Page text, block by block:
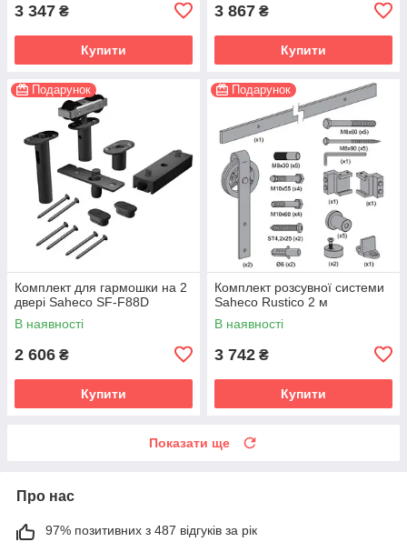
3 347 ₴
Купити
3 867 ₴
Купити
Подарунок
Комплект для гармошки на 2
двері Saheco SF-F88D
В наявності
2 606 ₴
Купити
Подарунок
Комплект розсувної системи
Saheco Rustico 2 м
В наявності
3 742 ₴
Купити
Показати ще
Про нас
97% позитивних з 487 відгуків за рік